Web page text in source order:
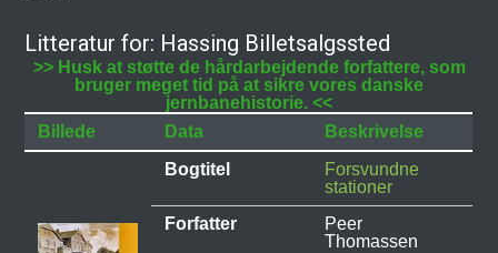
Litteratur for: Hassing Billetsalgssted
>> Husk at støtte de hårdarbejdende forfattere, som
bruger meget tid på at sikre vores danske
jernbanehistorie. <<
Billede
Data
Beskrivelse
Bogtitel
Forsvundne
stationer
Forfatter
Peer
Thomassen